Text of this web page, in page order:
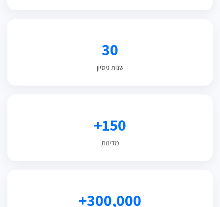
30
שנות ניסיון
150+
מדינות
300,000+